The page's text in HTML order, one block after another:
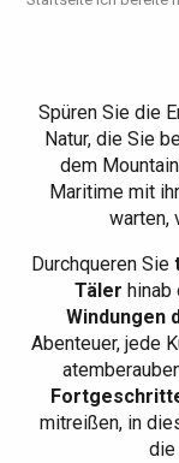
Spüren Sie die
Natur, die Sie
dem
Maritime mit
warten,
Durchqueren Sie
Täler hinab
Windungen
Abenteuer, jede
mitreißen, in
die